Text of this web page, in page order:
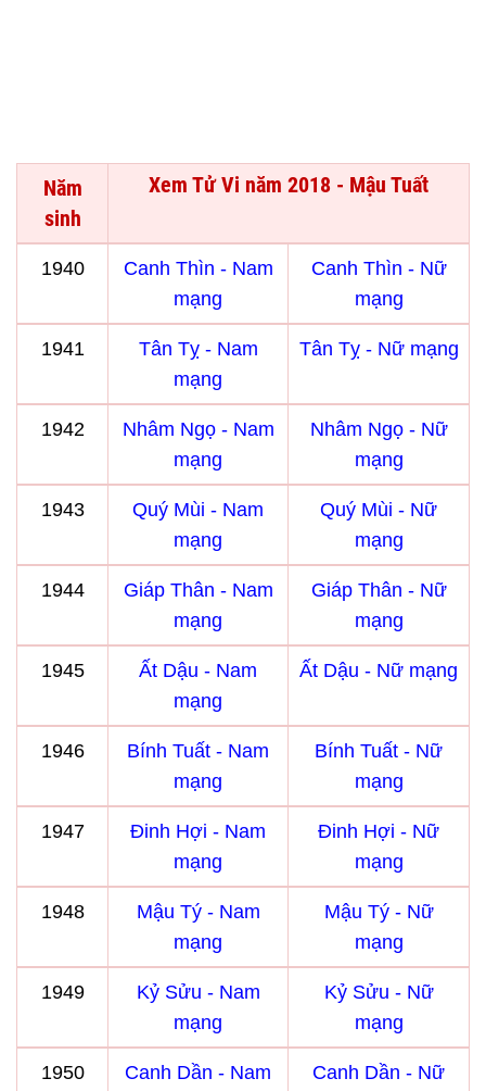
Năm
sinh
Xem Tử Vi năm 2018 - Mậu Tuất
1940
Canh Thìn - Nam
mạng
Canh Thìn - Nữ
mạng
1941
Tân Tỵ - Nam
mạng
Tân Tỵ - Nữ mạng
1942
Nhâm Ngọ - Nam
mạng
Nhâm Ngọ - Nữ
mạng
1943
Quý Mùi - Nam
mạng
Quý Mùi - Nữ
mạng
1944
Giáp Thân - Nam
mạng
Giáp Thân - Nữ
mạng
1945
Ất Dậu - Nam
mạng
Ất Dậu - Nữ mạng
1946
Bính Tuất - Nam
mạng
Bính Tuất - Nữ
mạng
1947
Đinh Hợi - Nam
mạng
Đinh Hợi - Nữ
mạng
1948
Mậu Tý - Nam
mạng
Mậu Tý - Nữ
mạng
1949
Kỷ Sửu - Nam
mạng
Kỷ Sửu - Nữ
mạng
1950 Canh Dần - Nam Canh Dần - Nữ